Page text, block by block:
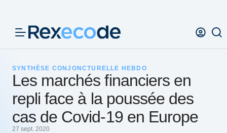
SYNTHÈSE CONJONCTURELLE HEBDO
Les marchés financiers en
repli face à la poussée des
cas de Covid-19 en Europe
27 sept. 2020